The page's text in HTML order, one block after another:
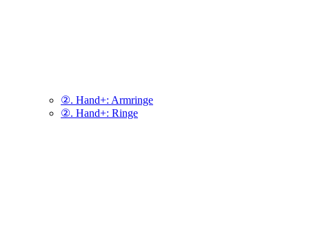
②. Hand+: Armringe
②. Hand+: Ringe